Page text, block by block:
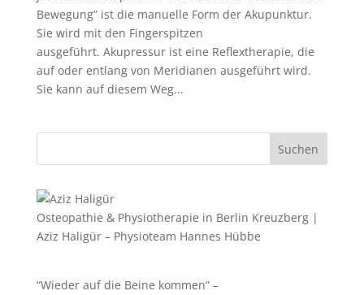
Bewegung” ist die manuelle Form der Akupunktur.
Sie wird mit den Fingerspitzen
ausgeführt. Akupressur ist eine Reflextherapie, die
auf oder entlang von Meridianen ausgeführt wird.
Sie kann auf diesem Weg...
Suchen
Osteopathie & Physiotherapie in Berlin Kreuzberg |
Aziz Haligür – Physioteam Hannes Hübbe
“Wieder auf die Beine kommen” –